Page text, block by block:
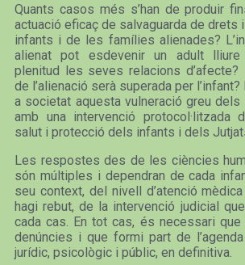
Quants casos més s’han de produir
actuació eficaç de salvaguarda de drets
infants i de les famílies alienades?
alienat pot esdevenir un adult
plenitud les seves relacions d’afecte?
de l’alienació serà superada per
a societat aquesta vulneració greu
amb una intervenció protocol·litzada
salut i protecció dels infants i dels
Les respostes des de les ciències
són múltiples i dependran de cada
seu context, del nivell d’atenció
hagi rebut, de la intervenció judicial
cada cas. En tot cas, és necessari
denúncies i que formi part de
jurídic, psicològic i públic, en definitiva.